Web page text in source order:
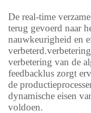
De real-time
terug gevoerd naar
nauwkeurigheid en
verbetering van de
feedbacklus zorgt
de
dynamische eisen
voldoen.